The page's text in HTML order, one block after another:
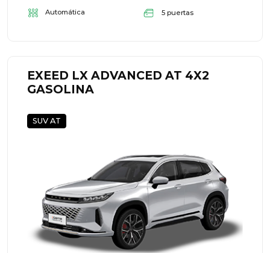
Automática 5 puertas
EXEED LX ADVANCED AT 4X2
GASOLINA
SUV AT